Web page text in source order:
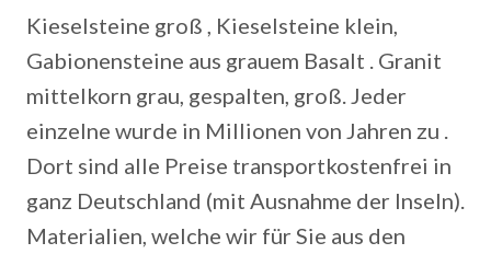
Kieselsteine groß , Kieselsteine klein,
Gabionensteine aus grauem Basalt . Granit
mittelkorn grau, gespalten, groß. Jeder
einzelne wurde in Millionen von Jahren zu .
Dort sind alle Preise transportkostenfrei in
ganz Deutschland (mit Ausnahme der Inseln).
Materialien, welche wir für Sie aus den